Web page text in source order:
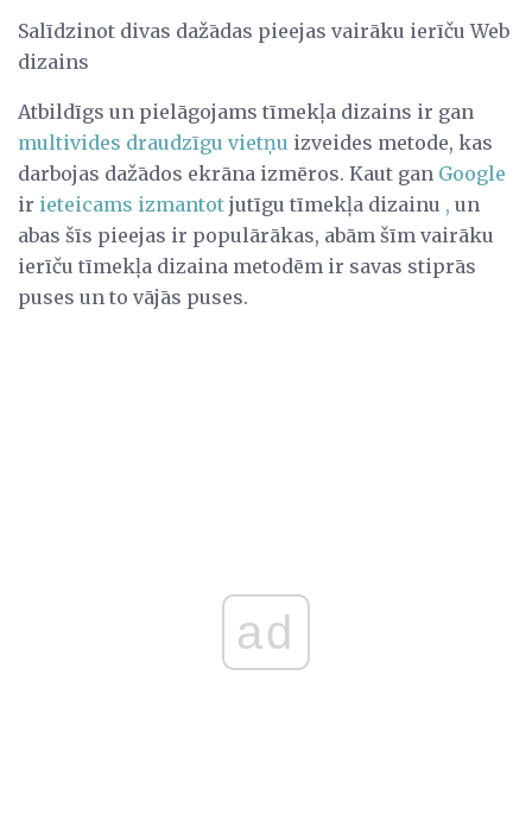
Salīdzinot divas dažādas pieejas vairāku ierīču Web
dizains
Atbildīgs un pielāgojams tīmekļa dizains ir gan
multivides draudzīgu vietņu izveides metode, kas
darbojas dažādos ekrāna izmēros. Kaut gan Google
ir ieteicams izmantot jutīgu tīmekļa dizainu , un
abas šīs pieejas ir populārākas, abām šīm vairāku
ierīču tīmekļa dizaina metodēm ir savas stiprās
puses un to vājās puses.
ad